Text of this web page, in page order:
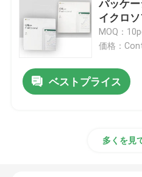
マイクロソフト・オフィ
マイクロソフト・オフィ
MSの勝利サーバー2019年
パッケ
イクロ
MOQ：
価格：
ベストプライス
多くを見